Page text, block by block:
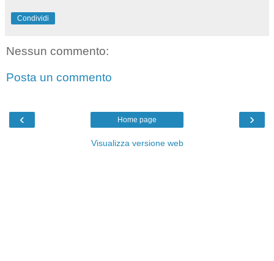
Condividi
Nessun commento:
Posta un commento
‹ ›
Home page
Visualizza versione web